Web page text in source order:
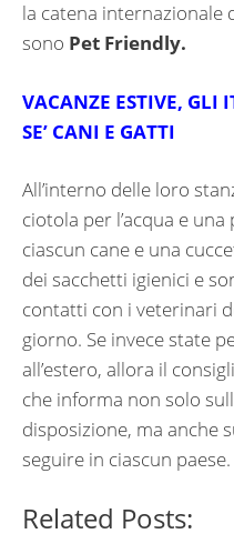
la catena internazionale
sono Pet Friendly.
VACANZE ESTIVE,
SE’ CANI E GATTI
All’interno delle loro
ciotola per l’acqua e
ciascun cane e una
dei sacchetti igienici e
contatti con i veterinari
giorno. Se invece state
all’estero, allora il
che informa non solo
disposizione, ma anche
seguire in ciascun paese.
Related Posts: